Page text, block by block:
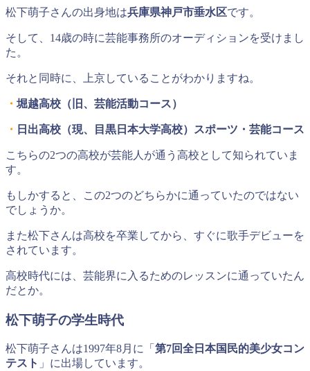
松下萌子さんの出身地は兵庫県神戸市垂水区です。
そして、14歳の時に芸能事務所のオーディションを受けまし
た。
それと同時に、上京していることがわかりますね。
・ 堀越高校（旧、芸能活動コース）
・ 日出高校（現、目黒日本大学高校）スポーツ・芸能コース
こちらの2つの高校が芸能人が通う高校として知られていま
す。
もしかすると、この2つのどちらかに通っていたのではない
でしょうか。
また松下さんは高校を卒業してから、すぐに歌手デビューを
されています。
高校時代には、芸能界に入るためのレッスンに通っていたん
だとか。
松下萌子の学生時代
松下萌子さんは1997年8月に「 第7回全日本国民的美少女コン
テスト 」に出場しています。